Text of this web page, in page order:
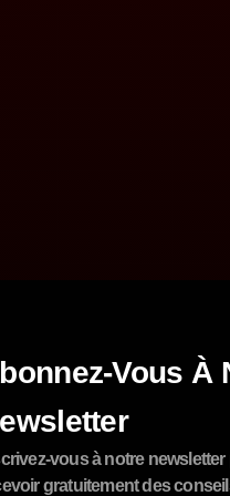
Vous À
vous à notre newsletter
gratuitement des